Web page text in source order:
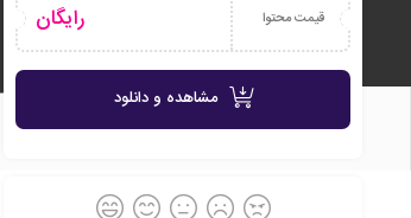
قیمت محتوا رایگان
مشاهده و دانلود